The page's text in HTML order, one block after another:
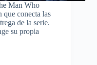
Man Who
que conecta las
de la serie.
su propia